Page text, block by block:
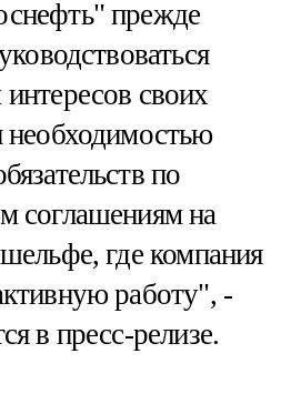
прежде
своих
необходимостью
по
соглашениям на
где компания
работу", -
в пресс-релизе.